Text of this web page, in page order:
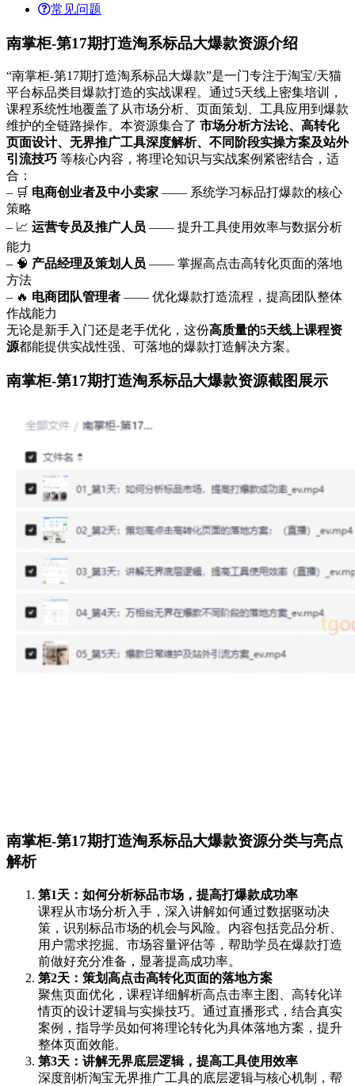
常见问题
南掌柜-第17期打造淘系标品大爆款资源介绍
“南掌柜-第17期打造淘系标品大爆款”是一门专注于淘宝/天猫
平台标品类目爆款打造的实战课程。通过5天线上密集培训，
课程系统性地覆盖了从市场分析、页面策划、工具应用到爆款
维护的全链路操作。本资源集合了 市场分析方法论、高转化
页面设计、无界推广工具深度解析、不同阶段实操方案及站外
引流技巧 等核心内容，将理论知识与实战案例紧密结合，适
合：
– 🛒 电商创业者及中小卖家 —— 系统学习标品打爆款的核心
策略
– 📈 运营专员及推广人员 —— 提升工具使用效率与数据分析
能力
– 🧠 产品经理及策划人员 —— 掌握高点击高转化页面的落地
方法
– 🔥 电商团队管理者 —— 优化爆款打造流程，提高团队整体
作战能力
无论是新手入门还是老手优化，这份高质量的5天线上课程资
源都能提供实战性强、可落地的爆款打造解决方案。
南掌柜-第17期打造淘系标品大爆款资源截图展示
南掌柜-第17期打造淘系标品大爆款资源分类与亮点
解析
第1天：如何分析标品市场，提高打爆款成功率
课程从市场分析入手，深入讲解如何通过数据驱动决
策，识别标品市场的机会与风险。内容包括竞品分析、
用户需求挖掘、市场容量评估等，帮助学员在爆款打造
前做好充分准备，显著提高成功率。
第2天：策划高点击高转化页面的落地方案
聚焦页面优化，课程详细解析高点击率主图、高转化详
情页的设计逻辑与实操技巧。通过直播形式，结合真实
案例，指导学员如何将理论转化为具体落地方案，提升
整体页面效能。
第3天：讲解无界底层逻辑，提高工具使用效率
深度剖析淘宝无界推广工具的底层逻辑与核心机制，帮